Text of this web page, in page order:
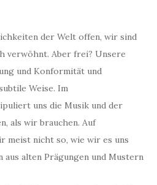
der Welt offen, wir sind
verwöhnt. Aber frei? Unsere
und Konformität und
Weise. Im
uns die Musik und der
als wir brauchen. Auf
meist nicht so, wie wir es uns
aus alten Prägungen und Mustern